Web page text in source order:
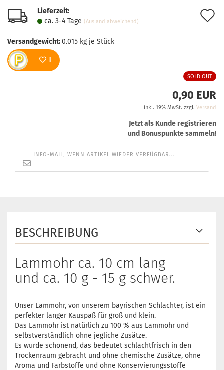
Lieferzeit:
ca. 3-4 Tage (Ausland abweichend)
Versandgewicht:0.015 kg je Stück
1
SOLD OUT
0,90 EUR
inkl. 19% MwSt. zzgl. Versand
Jetzt als Kunde registrieren
und Bonuspunkte sammeln!
INFO-MAIL, WENN ARTIKEL WIEDER VERFÜGBAR...
BESCHREIBUNG
Lammohr ca. 10 cm lang
und ca. 10 g - 15 g schwer.
Unser Lammohr, von unserem bayrischen Schlachter, ist ein
perfekter langer Kauspaß für groß und klein.
Das Lammohr ist natürlich zu 100 % aus Lammohr und
selbstverständlich ohne jegliche Zusätze.
Es wurde schonend, das bedeutet schlachtfrisch in den
Trockenraum gebracht und ohne chemische Zusätze, ohne
Aroma und Farbstoffe und ohne Konservierungsstoffe